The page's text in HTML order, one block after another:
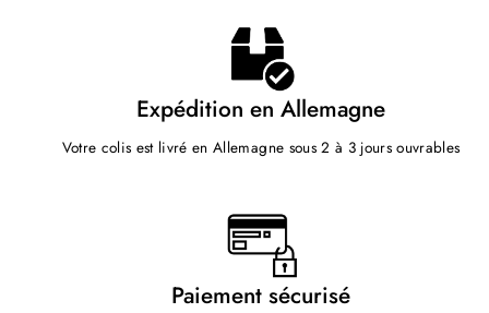
Expédition en Allemagne
Votre colis est livré en Allemagne sous 2 à 3 jours ouvrables
Paiement sécurisé